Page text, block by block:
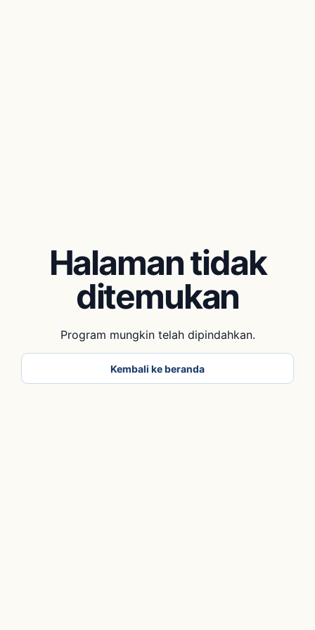
Halaman tidak
ditemukan
Program mungkin telah dipindahkan.
Kembali ke beranda